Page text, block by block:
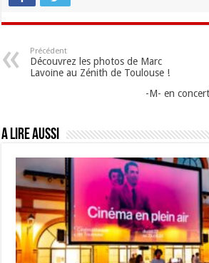
Précédent
Découvrez les photos de Marc
Lavoine au Zénith de Toulouse !
-M- en
A lire aussi